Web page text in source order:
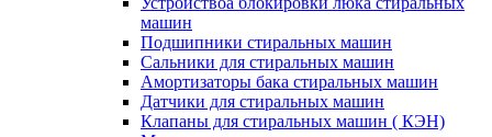
машин
Подшипники стиральных машин
Сальники для стиральных машин
Амортизаторы бака стиральных машин
Датчики для стиральных машин
Клапаны для стиральных машин ( КЭН)